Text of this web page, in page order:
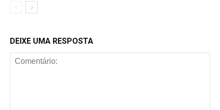
DEIXE UMA RESPOSTA